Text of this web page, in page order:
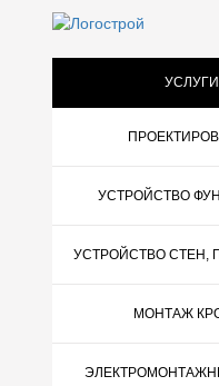
УСЛУГИ
УСТРОЙСТВО
УСТРОЙСТВО СТЕН,
МОНТАЖ